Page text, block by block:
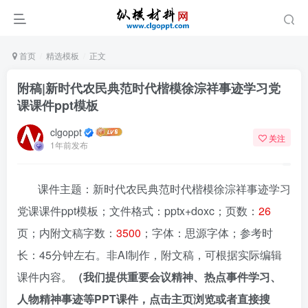
首页 精选模板 正文
附稿|新时代农民典范时代楷模徐淙祥事迹学习党
课课件ppt模板
clgoppt
1年前发布
关注
课件主题：新时代农民典范时代楷模徐淙祥事迹学习
党课课件ppt模板；文件格式：pptx+doxc；页数： 26
页；内附文稿字数： 3500 ；字体：思源字体；参考时
长：45分钟左右。非AI制作，附文稿，可根据实际编辑
课件内容。
（我们提供重要会议精神、热点事件学习、
人物精神事迹等PPT课件，点击主页浏览或者直接搜